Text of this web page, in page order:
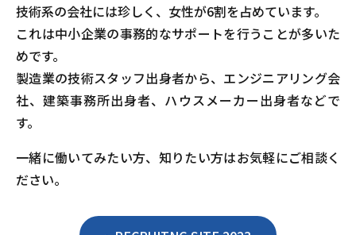
技術系の会社には珍しく、女性が6割を占めています。
これは中小企業の事務的なサポートを行うことが多いた
めです。
製造業の技術スタッフ出身者から、エンジニアリング会
社、建築事務所出身者、ハウスメーカー出身者などで
す。
一緒に働いてみたい方、知りたい方はお気軽にご相談く
ださい。